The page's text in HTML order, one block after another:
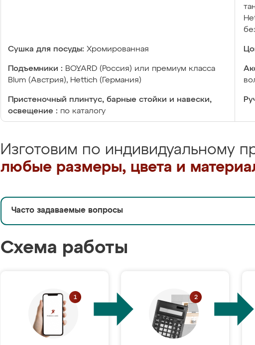
Сушка для посуды: Хромированная
Подъемники : BOYARD (Россия) или премиум класса
Blum (Австрия), Hettich (Германия)
Пристеночный плинтус, барные стойки и навески,
освещение : по каталогу
Изготовим по индивидуальному
любые размеры, цвета и
Часто задаваемые вопросы
Схема работы